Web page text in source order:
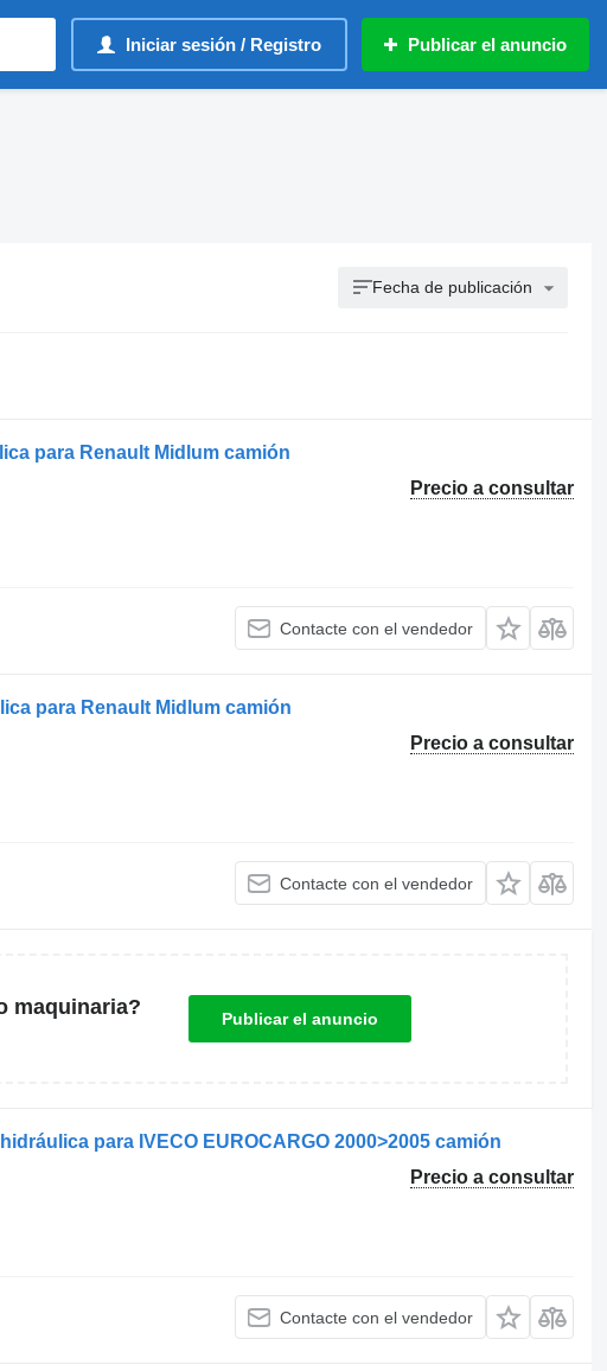
Iniciar sesión / Registro Publicar el anuncio
Fecha de publicación
para Renault Midlum camión
Precio a consultar
Contacte con el vendedor
para Renault Midlum camión
Precio a consultar
Contacte con el vendedor
maquinaria?
Publicar el anuncio
para IVECO EUROCARGO 2000>2005 camión
Precio a consultar
Contacte con el vendedor